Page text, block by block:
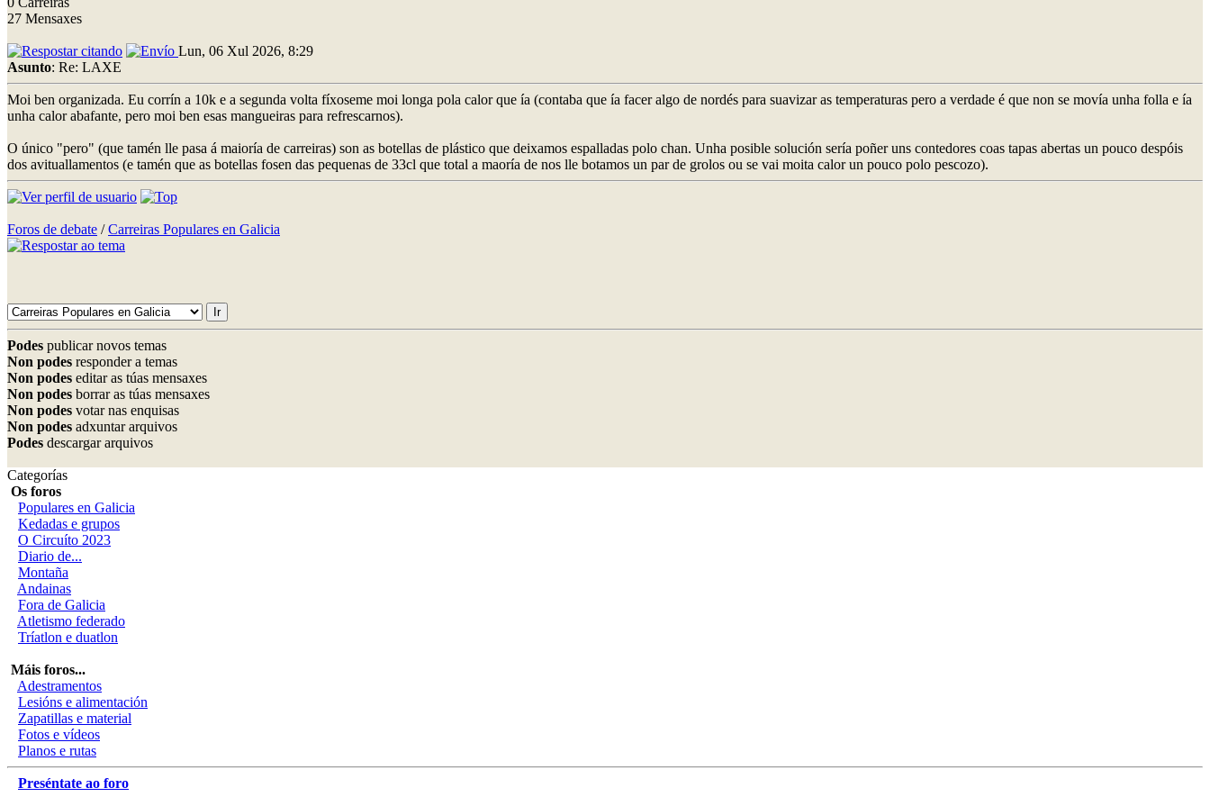
27 Mensaxes
Lun, 06 Xul 2026, 8:29
Asunto: Re: LAXE
Moi ben organizada. Eu corrín a 10k e a segunda volta fíxoseme moi longa pola calor que ía (contaba que ía facer algo de nordés para suavizar as temperaturas pero a verdade é que non se movía unha folla e ía
unha calor abafante, pero moi ben esas mangueiras para refrescarnos).
O único "pero" (que tamén lle pasa á maioría de carreiras) son as botellas de plástico que deixamos espalladas polo chan. Unha posible solución sería poñer uns contedores coas tapas abertas un pouco despóis
dos avituallamentos (e tamén que as botellas fosen das pequenas de 33cl que total a maoría de nos lle botamos un par de grolos ou se vai moita calor un pouco polo pescozo).
Foros de debate /Carreiras Populares en Galicia
Podes publicar novos temas
Non podes responder a temas
Non podes editar as túas mensaxes
Non podes borrar as túas mensaxes
Non podes votar nas enquisas
Non podes adxuntar arquivos
Podes descargar arquivos
Categorías
Os foros
Populares en Galicia
Kedadas e grupos
O Circuíto 2023
Diario de...
Montaña
Andainas
Fora de Galicia
Atletismo federado
Tríatlon e duatlon
Máis foros...
Adestramentos
Lesións e alimentación
Zapatillas e material
Fotos e vídeos
Planos e rutas
Preséntate ao foro